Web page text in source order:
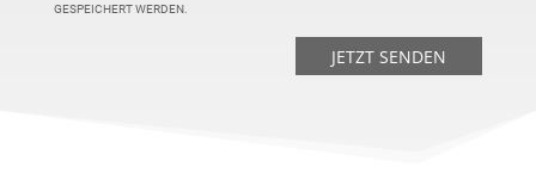
GESPEICHERT WERDEN.
JETZT SENDEN